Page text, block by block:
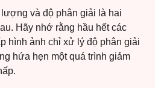
lượng và độ phân giải là hai
Hãy nhớ rằng hầu hết các
hình ảnh chỉ xử lý độ phân giải
hứa hẹn một quá trình giảm